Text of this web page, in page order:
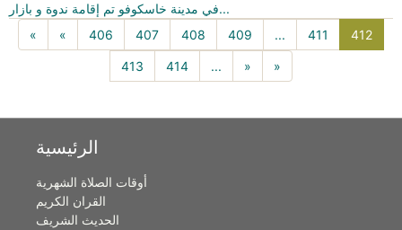
في مدينة خاسكوفو تم إقامة ندوة و بازار...
«
« 406 407 408 409 ... 411 412
413 414 ... » »
الرئيسية
أوقات الصلاة الشهرية
القران الكريم
الحديث الشريف